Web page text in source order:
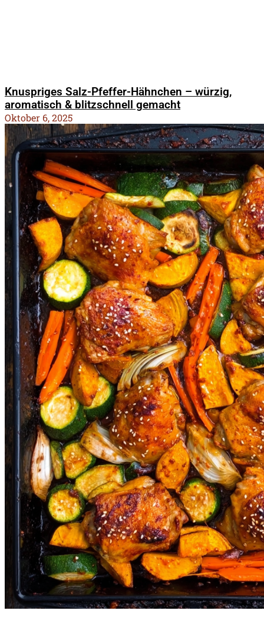
Knuspriges Salz-Pfeffer-Hähnchen – würzig,
aromatisch & blitzschnell gemacht
Oktober 6, 2025